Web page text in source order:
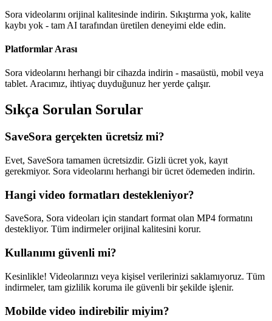
Sora videolarını orijinal kalitesinde indirin. Sıkıştırma yok, kalite
kaybı yok - tam AI tarafından üretilen deneyimi elde edin.
Platformlar Arası
Sora videolarını herhangi bir cihazda indirin - masaüstü, mobil veya
tablet. Aracımız, ihtiyaç duyduğunuz her yerde çalışır.
Sıkça Sorulan Sorular
SaveSora gerçekten ücretsiz mi?
Evet, SaveSora tamamen ücretsizdir. Gizli ücret yok, kayıt
gerekmiyor. Sora videolarını herhangi bir ücret ödemeden indirin.
Hangi video formatları destekleniyor?
SaveSora, Sora videoları için standart format olan MP4 formatını
destekliyor. Tüm indirmeler orijinal kalitesini korur.
Kullanımı güvenli mi?
Kesinlikle! Videolarınızı veya kişisel verilerinizi saklamıyoruz. Tüm
indirmeler, tam gizlilik koruma ile güvenli bir şekilde işlenir.
Mobilde video indirebilir miyim?